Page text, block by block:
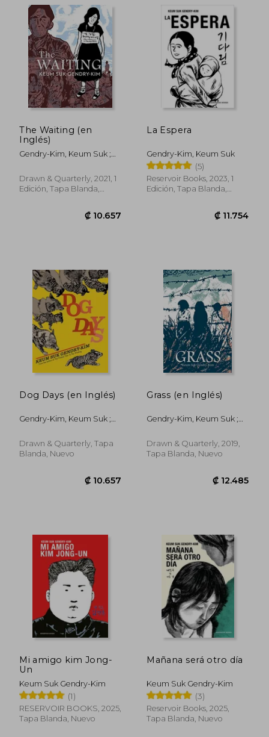
₡ 13.581
The Waiting (en
Inglés)
Gendry-Kim, Keum Suk ;
Drawn & Quarterly, 2021, 1
Edición, Tapa Blanda,
₡ 10.657
La Espera
Gendry-Kim, Keum Suk
(5)
Reservoir Books, 2023, 1
Edición, Tapa Blanda,
Dog Days (en Inglés)
Gendry-Kim, Keum Suk ;
Drawn & Quarterly, Tapa
Blanda, Nuevo
₡ 10.657
Grass (en Inglés)
Gendry-Kim, Keum Suk ;
Drawn & Quarterly, 2019,
Tapa Blanda, Nuevo
Mi amigo kim Jong-
Un
Keum Suk Gendry-Kim
(1)
RESERVOIR BOOKS, 2025,
Tapa Blanda, Nuevo
Mañana será otro día
Keum Suk Gendry-Kim
(3)
Reservoir Books, 2025,
Tapa Blanda, Nuevo